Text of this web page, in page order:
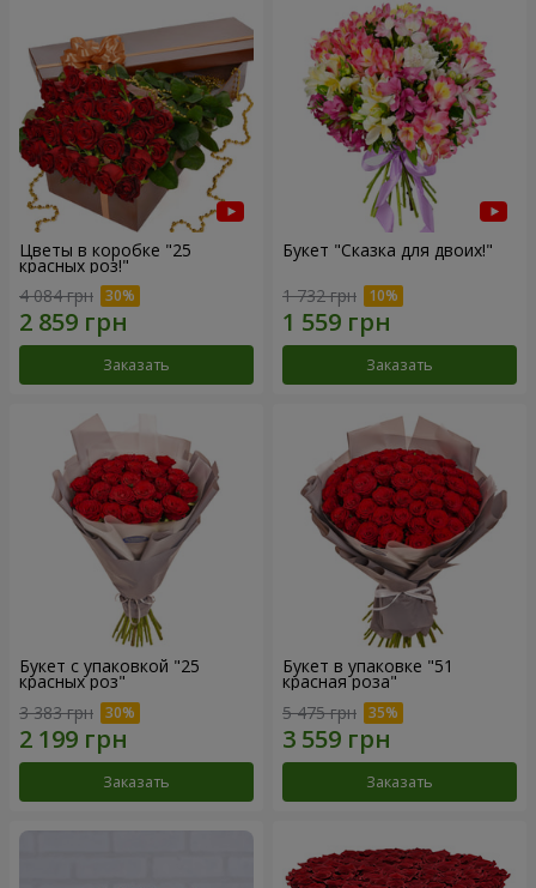
Цветы в коробке "25
красных роз!"
4 084 грн
Заказать
Букет "Сказка для двоих!"
1 732 грн
Заказать
Букет с упаковкой "25
красных роз"
3 383 грн
Заказать
Букет в упаковке "51
красная роза"
5 475 грн
Заказать